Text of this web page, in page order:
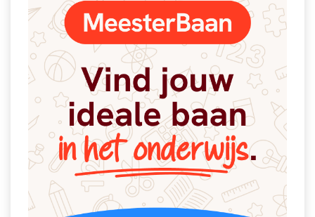
Nieuwsbrief archief
Onderwijs CV
Schoolvakanties
Huiswerkbegeleiding
Huiswerkbegeleider zoeken
Huiswerkbegeleider worden